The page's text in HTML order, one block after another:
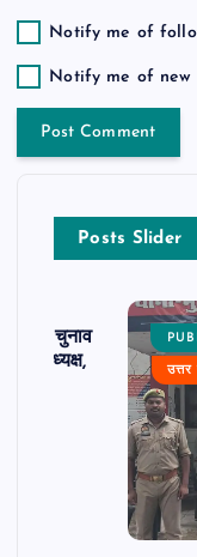
Notify me of
Notify me of new
Posts Slider
का चुनाव
बने अध्यक्ष,